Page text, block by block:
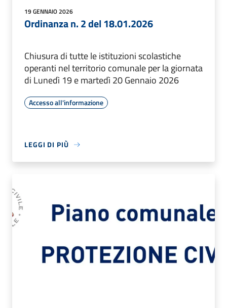
19 GENNAIO 2026
Ordinanza n. 2 del 18.01.2026
Chiusura di tutte le istituzioni scolastiche
operanti nel territorio comunale per la giornata
di Lunedì 19 e martedì 20 Gennaio 2026
Accesso all'informazione
LEGGI DI PIÙ